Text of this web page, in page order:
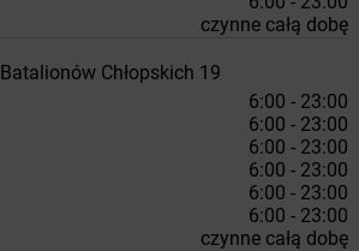
czynne całą dobę
Batalionów Chłopskich 19
6:00 - 23:00
6:00 - 23:00
6:00 - 23:00
6:00 - 23:00
6:00 - 23:00
6:00 - 23:00
czynne całą dobę